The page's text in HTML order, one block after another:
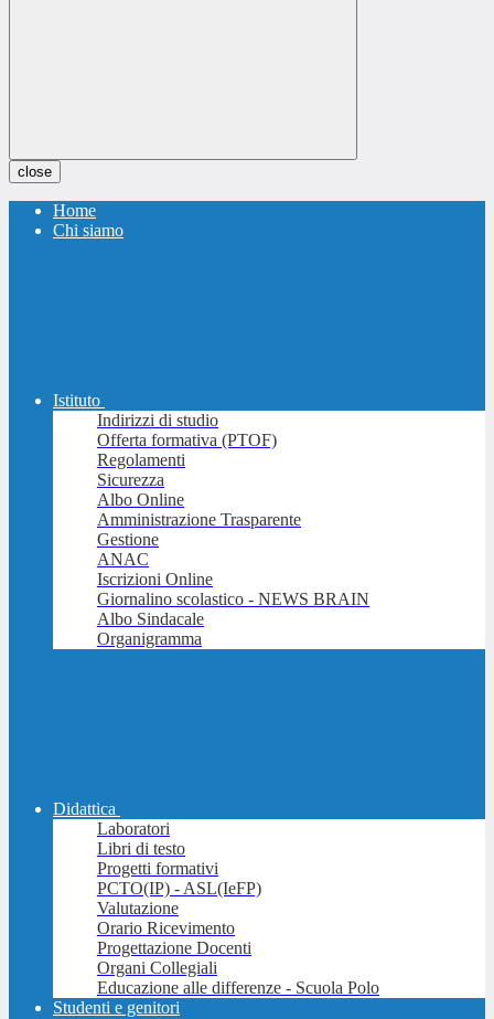
close
Home
Chi siamo
Istituto
Indirizzi di studio
Offerta formativa (PTOF)
Regolamenti
Sicurezza
Albo Online
Amministrazione Trasparente
Gestione
ANAC
Iscrizioni Online
Giornalino scolastico - NEWS BRAIN
Albo Sindacale
Organigramma
Didattica
Laboratori
Libri di testo
Progetti formativi
PCTO(IP) - ASL(IeFP)
Valutazione
Orario Ricevimento
Progettazione Docenti
Organi Collegiali
Educazione alle differenze - Scuola Polo
Studenti e genitori